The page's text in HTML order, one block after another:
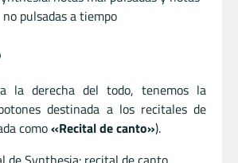
la derecha del todo, tenemos la
destinada a los recitales de
como«Recital de canto»).